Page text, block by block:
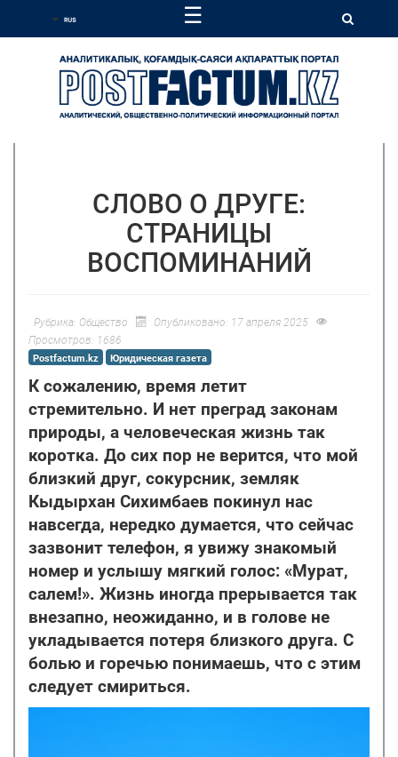
☰
СЛОВО О ДРУГЕ:
СТРАНИЦЫ
ВОСПОМИНАНИЙ
Рубрика: Общество
Опубликовано: 17 апреля 2025
Просмотров: 1686
Postfactum.kz Юридическая газета
К сожалению, время летит
стремительно. И нет преград законам
природы, а человеческая жизнь так
коротка. До сих пор не верится, что мой
близкий друг, сокурсник, земляк
Кыдырхан Сихимбаев покинул нас
навсегда, нередко думается, что сейчас
зазвонит телефон, я увижу знакомый
номер и услышу мягкий голос: «Мурат,
салем!». Жизнь иногда прерывается так
внезапно, неожиданно, и в голове не
укладывается потеря близкого друга. С
болью и горечью понимаешь, что с этим
следует смириться.